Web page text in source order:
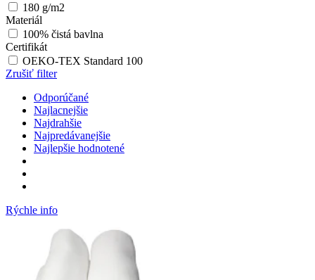
180 g/m2
Materiál
100% čistá bavlna
Certifikát
OEKO-TEX Standard 100
Zrušiť filter
Odporúčané
Najlacnejšie
Najdrahšie
Najpredávanejšie
Najlepšie hodnotené
Rýchle info